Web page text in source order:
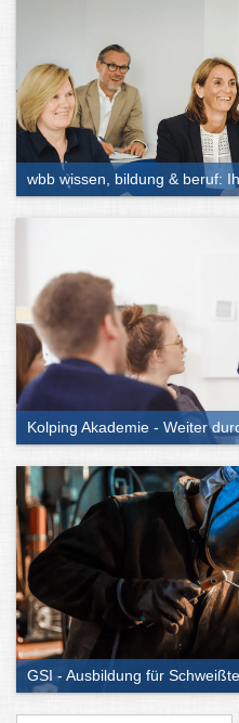
wbb wissen, bildung & beruf:
Kolping Akademie - Weiter
GSI - Ausbildung für